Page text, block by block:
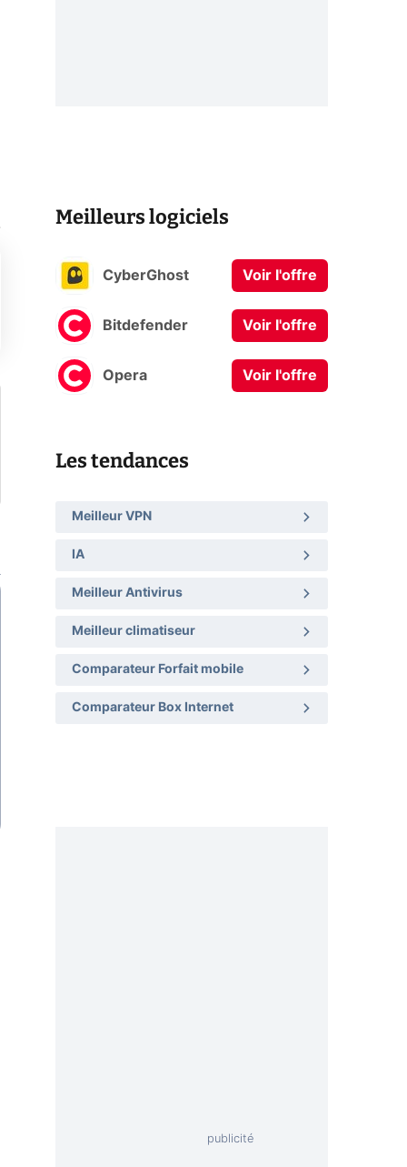
Meilleurs logiciels
CyberGhost Voir l'offre
Bitdefender Voir l'offre
Opera Voir l'offre
Les tendances
Meilleur VPN
IA
Meilleur Antivirus
Meilleur climatiseur
Comparateur Forfait mobile
Comparateur Box Internet